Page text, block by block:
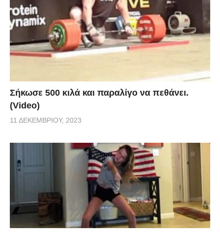
Σήκωσε 500 κιλά και παραλίγο να πεθάνει.
(Video)
11 ΔΕΚΕΜΒΡΊΟΥ, 2023